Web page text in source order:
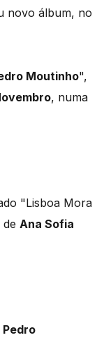
novo álbum, no
Moutinho",
, numa
"Lisboa Mora
Ana Sofia
Pedro